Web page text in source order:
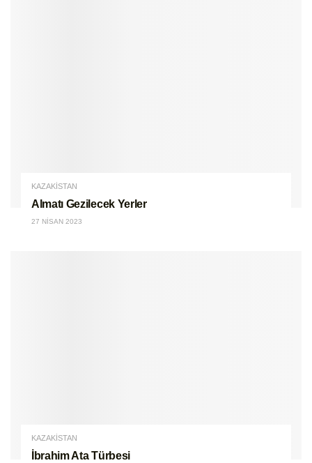
KAZAKİSTAN
Almatı Gezilecek Yerler
27 NISAN 2023
KAZAKİSTAN
İbrahim Ata Türbesi